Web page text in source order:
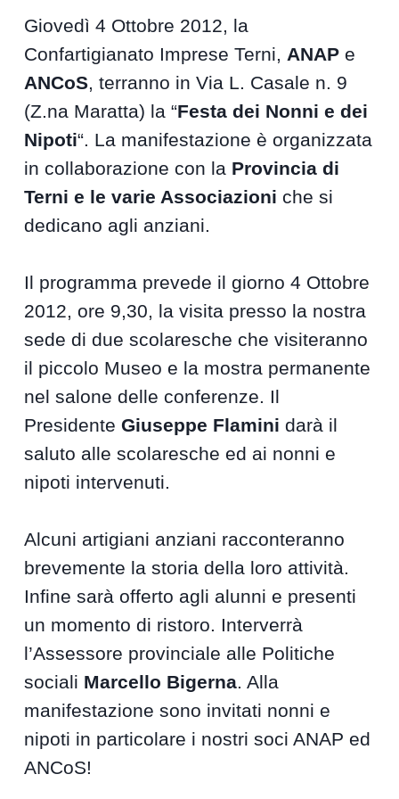
Giovedì 4 Ottobre 2012, la
Confartigianato Imprese Terni, ANAP e
ANCoS, terranno in Via L. Casale n. 9
(Z.na Maratta) la “Festa dei Nonni e dei
Nipoti“. La manifestazione è organizzata
in collaborazione con la Provincia di
Terni e le varie Associazioni che si
dedicano agli anziani.
Il programma prevede il giorno 4 Ottobre
2012, ore 9,30, la visita presso la nostra
sede di due scolaresche che visiteranno
il piccolo Museo e la mostra permanente
nel salone delle conferenze. Il
PresidenteGiuseppe Flamini darà il
saluto alle scolaresche ed ai nonni e
nipoti intervenuti.
Alcuni artigiani anziani racconteranno
brevemente la storia della loro attività.
Infine sarà offerto agli alunni e presenti
un momento di ristoro. Interverrà
l’Assessore provinciale alle Politiche
sociali Marcello Bigerna. Alla
manifestazione sono invitati nonni e
nipoti in particolare i nostri soci ANAP ed
ANCoS!